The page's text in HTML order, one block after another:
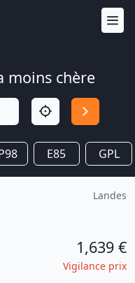
moins chère
E85 GPL
Landes
1,639 €
Vigilance prix